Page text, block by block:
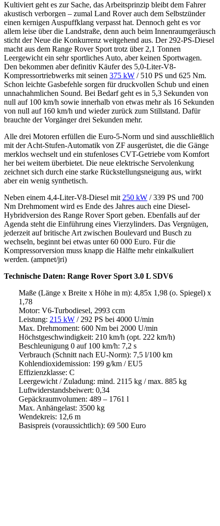
Kultiviert geht es zur Sache, das Arbeitsprinzip bleibt dem Fahrer
akustisch verborgen – zumal Land Rover auch dem Selbstzünder
einen kernigen Auspuffklang verpasst hat. Dennoch geht es vor
allem leise über die Landstraße, denn auch beim Innenraumgeräusch
sticht der Neue die Konkurrenz weitgehend aus. Der 292-PS-Diesel
macht aus dem Range Rover Sport trotz über 2,1 Tonnen
Leergewicht ein sehr sportliches Auto, aber keinen Sportwagen.
Den bekommen aber definitiv Käufer des 5,0-Liter-V8-
Kompressortriebwerks mit seinen 375 kW / 510 PS und 625 Nm.
Schon leichte Gasbefehle sorgen für druckvollen Schub und einen
unnachahmlichen Sound. Bei Bedarf geht es in 5,3 Sekunden von
null auf 100 km/h sowie innerhalb von etwas mehr als 16 Sekunden
von null auf 160 km/h und wieder zurück zum Stillstand. Dafür
brauchte der Vorgänger drei Sekunden mehr.
Alle drei Motoren erfüllen die Euro-5-Norm und sind ausschließlich
mit der Acht-Stufen-Automatik von ZF ausgerüstet, die die Gänge
merklos wechselt und ein stufenloses CVT-Getriebe vom Komfort
her bei weitem überbietet. Die neue elektrische Servolenkung
zeichnet sich durch eine starke Rückstellungsneigung aus, wirkt
aber ein wenig synthetisch.
Neben einem 4,4-Liter-V8-Diesel mit 250 kW / 339 PS und 700
Nm Drehmoment wird es Ende des Jahres auch eine Diesel-
Hybridversion des Range Rover Sport geben. Ebenfalls auf der
Agenda steht die Einführung eines Vierzylinders. Das Vergnügen,
jederzeit auf britische Art zwischen Boulevard und Busch zu
wechseln, beginnt bei etwas unter 60 000 Euro. Für die
Kompressorversion muss knapp die Hälfte mehr einkalkuliert
werden. (ampnet/jri)
Technische Daten: Range Rover Sport 3.0 L SDV6
Maße (Länge x Breite x Höhe in m): 4,85x 1,98 (o. Spiegel) x
1,78
Motor: V6-Turbodiesel, 2993 ccm
Leistung: 215 kW / 292 PS bei 4000 U/min
Max. Drehmoment: 600 Nm bei 2000 U/min
Höchstgeschwindigkeit: 210 km/h (opt. 222 km/h)
Beschleunigung 0 auf 100 km/h: 7,2 s
Verbrauch (Schnitt nach EU-Norm): 7,5 l/100 km
Kohlendioxidemission: 199 g/km / EU5
Effizienzklasse: C
Leergewicht / Zuladung: mind. 2115 kg / max. 885 kg
Luftwiderstandsbeiwert: 0,34
Gepäckraumvolumen: 489 – 1761 l
Max. Anhängelast: 3500 kg
Wendekreis: 12,6 m
Basispreis (voraussichtlich): 69 500 Euro